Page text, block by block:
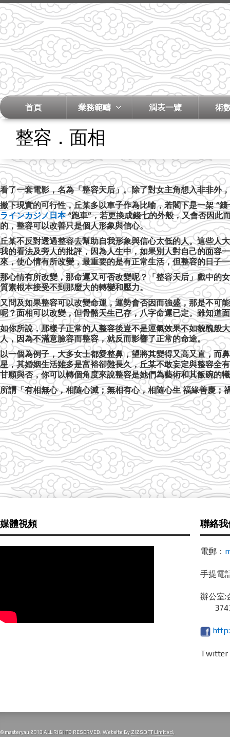
首頁 業務範疇 潤表一覽 術
整容．面相
看了一套電影，名為「整容天后」。除了對女主角想入非非外
撇下現實的可行性，丘某多以車子作為比喻，若閣下是一架 “
ラインカジノ日本“跑車”，若更換成錢七的外殼，又會否因此
的，整容可以改善只是個人形象與信心。
丘某不反對透過整容去幫助自我形象與信心太低的人。這些人
我的看法及旁人的批評，因為人生中，如果別人對自己的面容
來，使心情有所改變，最重要的是有正常生活，但整容的日子
那心情有所改變，那命運又可否改變呢？「整容天后」戲中的
質素根本接受不到那麼大的轉變和壓力。
又問及如果整容可以改變命運，運勢會否因而強盛，那是不可
呢？面相可以改變，但骨骼天生已存，八字命運已定。雖知道
如你所說，那樣子正常的人整容後豈不是運氣效果不如貌醜般
人，因為不滿意臉容而整容，就反而影響了正常的命途。
以一個為例子，大多女士都愛整鼻，望將其變得又高又直，而
星，其婚姻生活雖多是富裕卻難長久，丘某不敢妄定與整容全
甘願與否，你可以轉個角度來說整容是她們為藝術和其飯碗的
所謂「有相無心，相隨心滅；無相有心，相隨心生 福緣善慶
媒體視頻 聯絡我
電郵：
手提電
辦公室:
© masteryau 2013 ALL RIGHTS RESERVED. Website By ZIZSOFT Limited